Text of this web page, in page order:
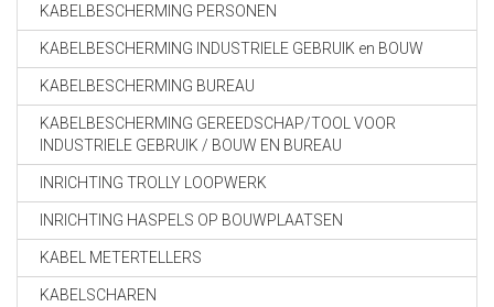
KABELBESCHERMING PERSONEN
KABELBESCHERMING INDUSTRIELE GEBRUIK en BOUW
KABELBESCHERMING BUREAU
KABELBESCHERMING GEREEDSCHAP/TOOL VOOR
INDUSTRIELE GEBRUIK / BOUW EN BUREAU
INRICHTING TROLLY LOOPWERK
INRICHTING HASPELS OP BOUWPLAATSEN
KABEL METERTELLERS
KABELSCHAREN